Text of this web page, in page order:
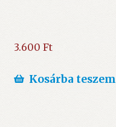
3.600 Ft
Kosárba teszem